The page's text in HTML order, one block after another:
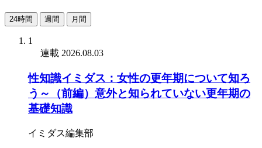
24時間 週間 月間
1
連載 2026.08.03
性知識イミダス：女性の更年期について知ろ
う～（前編）意外と知られていない更年期の
基礎知識
イミダス編集部